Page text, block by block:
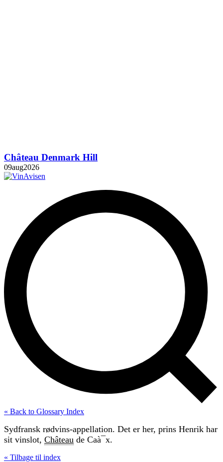
Château Denmark Hill
09aug2026
« Back to Glossary Index
Sydfransk rødvins-appellation. Det er her, prins Henrik har
sit vinslot, Château de Caà¯x.
« Tilbage til index